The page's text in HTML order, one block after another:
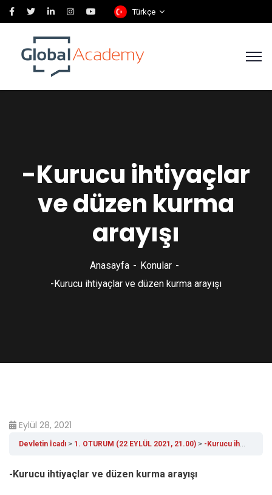
Türkçe
-Kurucu ihtiyaçlar
ve düzen kurma
arayışı
Anasayfa
Konular
-Kurucu ihtiyaçlar ve düzen kurma arayışı
Eylül 28, 2021
Devletin İcadı 1. OTURUM (22 EYLÜL 2021, 21.00) -Kurucu ihtiyaçlar ve düzen kurma arayışı
-Kurucu ihtiyaçlar ve düzen kurma arayışı